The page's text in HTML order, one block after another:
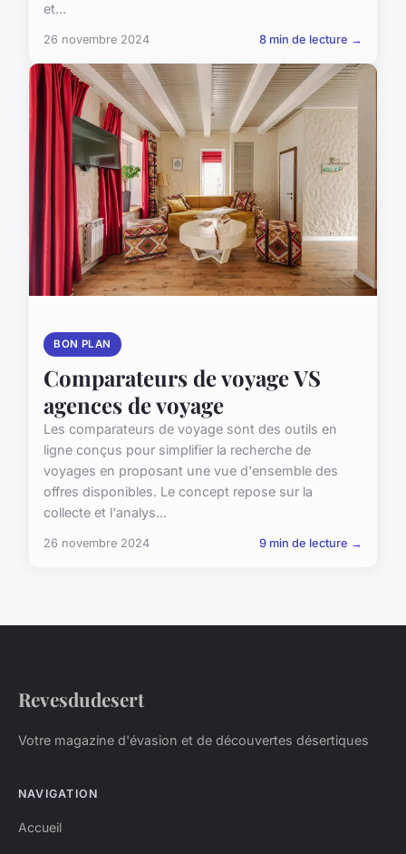
et...
26 novembre 2024 8 min de lecture →
BON PLAN
Comparateurs de voyage VS
agences de voyage
Les comparateurs de voyage sont des outils en
ligne conçus pour simplifier la recherche de
voyages en proposant une vue d'ensemble des
offres disponibles. Le concept repose sur la
collecte et l'analys...
26 novembre 2024 9 min de lecture →
Revesdudesert
Votre magazine d'évasion et de découvertes désertiques
NAVIGATION
Accueil